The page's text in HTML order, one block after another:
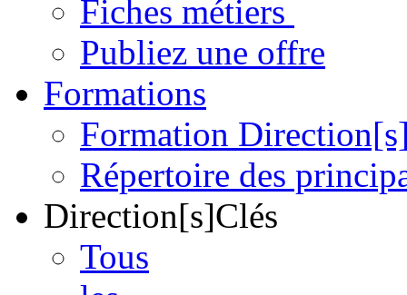
Fiches métiers
Publiez une offre
Formations
Formation
Répertoire des
Direction[s]Clés
Tous